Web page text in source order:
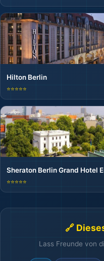
Hilton Berlin
⭐⭐⭐⭐⭐
Sheraton Berlin Grand Hotel
⭐⭐⭐⭐⭐
🔗
Lass Freunde von